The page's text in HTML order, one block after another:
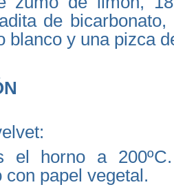
de
blanco y una pizca
el horno a
con papel vegetal.